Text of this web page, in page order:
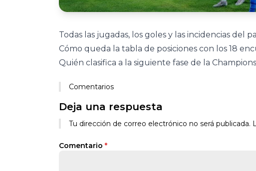
Todas las jugadas, los goles y las incidencias del
Cómo queda la tabla de posiciones con los 18
Quién clasifica a la siguiente fase de la
Comentarios
Deja una respuesta
Tu dirección de correo electrónico no será publicada.
Comentario *